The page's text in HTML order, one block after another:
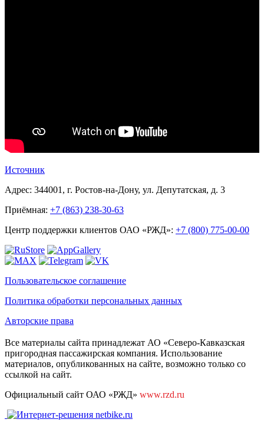
Источник
Адрес: 344001, г. Ростов-на-Дону, ул. Депутатская, д. 3
Приёмная: +7 (863) 238-30-63
Центр поддержки клиентов ОАО «РЖД»: +7 (800) 775-00-00
Пользовательское соглашение
Политика обработки персональных данных
Авторские права
Все материалы сайта принадлежат АО «Северо-Кавказская
пригородная пассажирская компания. Использование
материалов, опубликованных на сайте, возможно только со
ссылкой на сайт.
Официальный сайт ОАО «РЖД» www.rzd.ru